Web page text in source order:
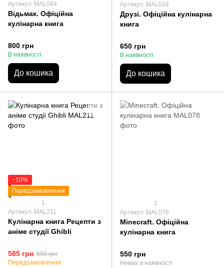
Артикул: MAL064
Відьмак. Офіційна
кулінарна книга
800 грн
В наявності
До кошика
Артикул: MAL034
Друзі. Офіційна кулінарна
книга
650 грн
В наявності
До кошика
−10%
Передзамовлення
1
Артикул: MAL211
Кулінарна книга Рецепти з
аніме студії Ghibli
585 грн 650 грн
Передзамовлення
3
Артикул: MAL078
Minecraft. Офіційна
кулінарна книга
550 грн
Немає в наявності